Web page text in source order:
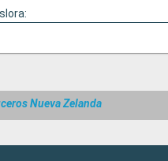
Nueva Zelanda